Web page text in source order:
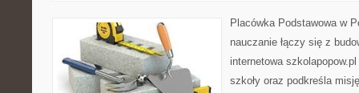
Placówka Podstawowa w
nauczanie łączy się z
internetowa
szkoły oraz podkreśla